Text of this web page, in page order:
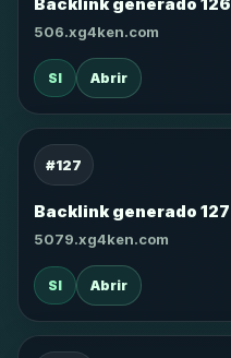
506.xg4ken.com
SI Abrir
#127
Backlink generado 127
5079.xg4ken.com
SI Abrir